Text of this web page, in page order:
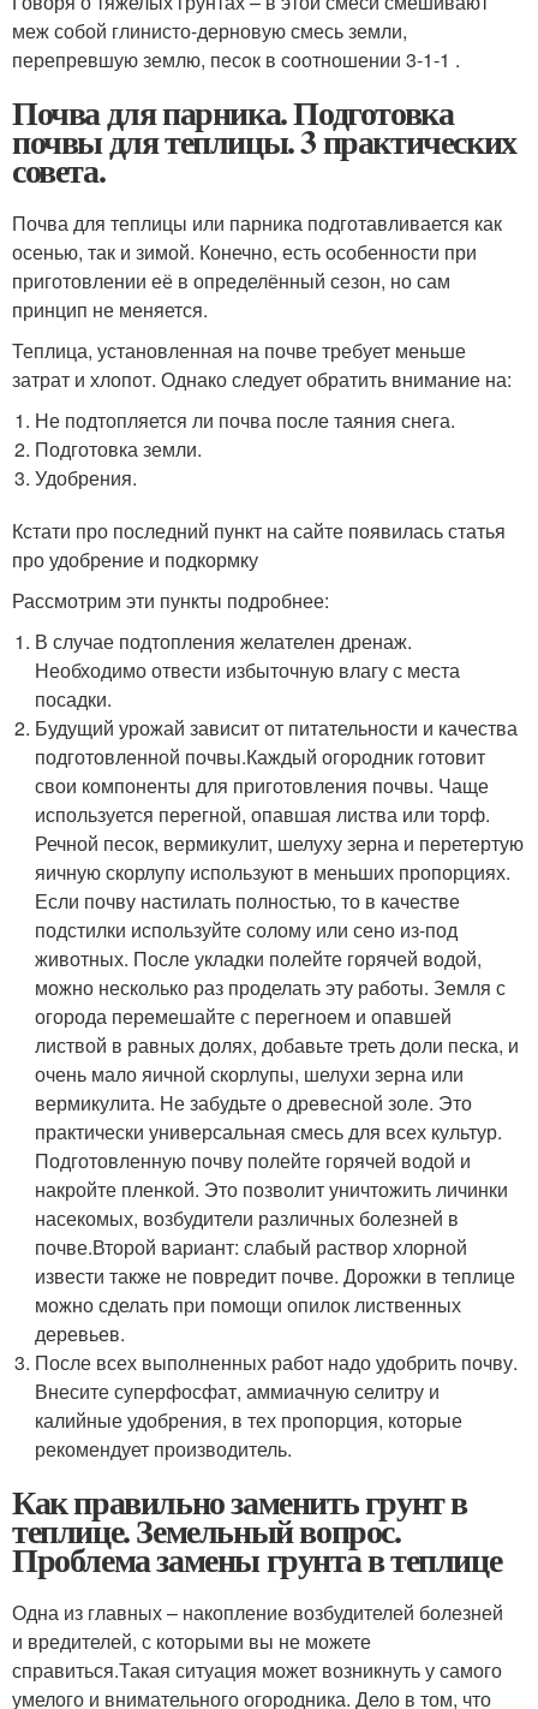
меж собой глинисто-дерновую смесь земли,
перепревшую землю, песок в соотношении 3-1-1 .
Почва для парника. Подготовка
почвы для теплицы. 3 практических
совета.
Почва для теплицы или парника подготавливается как
осенью, так и зимой. Конечно, есть особенности при
приготовлении её в определённый сезон, но сам
принцип не меняется.
Теплица, установленная на почве требует меньше
затрат и хлопот. Однако следует обратить внимание на:
Не подтопляется ли почва после таяния снега.
Подготовка земли.
Удобрения.
Кстати про последний пункт на сайте появилась статья
про удобрение и подкормку
Рассмотрим эти пункты подробнее:
В случае подтопления желателен дренаж.
Необходимо отвести избыточную влагу с места
посадки.
Будущий урожай зависит от питательности и качества
подготовленной почвы.Каждый огородник готовит
свои компоненты для приготовления почвы. Чаще
используется перегной, опавшая листва или торф.
Речной песок, вермикулит, шелуху зерна и перетертую
яичную скорлупу используют в меньших пропорциях.
Если почву настилать полностью, то в качестве
подстилки используйте солому или сено из-под
животных. После укладки полейте горячей водой,
можно несколько раз проделать эту работы. Земля с
огорода перемешайте с перегноем и опавшей
листвой в равных долях, добавьте треть доли песка, и
очень мало яичной скорлупы, шелухи зерна или
вермикулита. Не забудьте о древесной золе. Это
практически универсальная смесь для всех культур.
Подготовленную почву полейте горячей водой и
накройте пленкой. Это позволит уничтожить личинки
насекомых, возбудители различных болезней в
почве.Второй вариант: слабый раствор хлорной
извести также не повредит почве. Дорожки в теплице
можно сделать при помощи опилок лиственных
деревьев.
После всех выполненных работ надо удобрить почву.
Внесите суперфосфат, аммиачную селитру и
калийные удобрения, в тех пропорция, которые
рекомендует производитель.
Как правильно заменить грунт в
теплице. Земельный вопрос.
Проблема замены грунта в теплице
Одна из главных – накопление возбудителей болезней
и вредителей, с которыми вы не можете
справиться.Такая ситуация может возникнуть у самого
умелого и внимательного огородника. Дело в том, что